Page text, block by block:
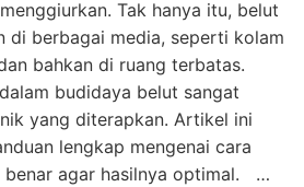
Tak hanya itu, belut
di berbagai media, seperti kolam
bahkan di ruang terbatas.
budidaya belut sangat
yang diterapkan. Artikel ini
lengkap mengenai cara
benar agar hasilnya optimal. …